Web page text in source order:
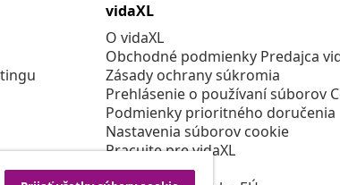
vidaXL
O vidaXL
Obchodné podmienky Predajca
Zásady ochrany súkromia
Prehlásenie o používaní súborov
Podmienky prioritného doručenia
Nastavenia súborov cookie
Pracujte pre vidaXL
Bezpečnosť